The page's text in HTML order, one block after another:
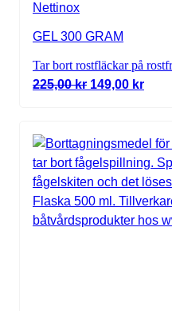
Nettinox
GEL 300 GRAM
Tar bort rostfläckar på
225,00kr Det
149,00 krDet